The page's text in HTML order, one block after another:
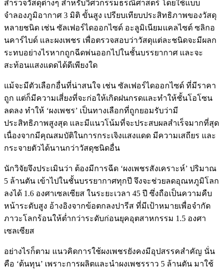
สำรวจวัสดุต่างๆ สำหรับวิศวกรรมธรณีศาสตร์ โดยใช้แบบ
จำลองภูมิอากาศ 3 มิติ ขั้นสูง เปรียบเทียบประสิทธิภาพของวัสดุ
หลายชนิด เช่น ซัลเฟอร์ไดออกไซด์ อะลูมิเนียมแคลไซต์ ซลิกอ
นคาร์ไบด์ และผงเพชร เพื่อตรวจสอบว่าวัสดุแต่ละชนิดจะมีผลก
ระทบอย่างไรหากถูกฉีดพ่นออกไปในชั้นบรรยากาศ และจะ
สะท้อนแสงแดดได้ดีเพียงใด
แม้จะมีตัวเลือกอื่นที่น่าสนใจ เช่น ซัลเฟอร์ไดออกไซด์ ที่มีราคา
ถูก แต่ก็มีความเสี่ยงที่จะก่อให้เกิดฝนกรดและทำให้ชั้นโอโซน
ลดลง ทำให้ ‘ผงเพชร’ เป็นทางเลือกที่ถูกยอมรับว่ามี
ประสิทธิภาพสูงสุด และมีแนวโน้มที่จะประสบผลสำเร็จมากที่สุด
เนื่องจากมีคุณสมบัติในการกระเจิงแสงแดด มีความเสถียร และ
กระจายตัวได้นานกว่าวัสดุชนิดอื่น
นักวิจัยจึงประเมินว่า ต้องมีการฉีด ‘ผงเพชรสังเคราะห์’ ปริมาณ
5 ล้านตัน เข้าไปในชั้นบรรยากาศทุกปี จึงจะช่วยลดอุณหภูมิโลก
ลงได้ 1.6 องศาเซลเซียส ในระยะเวลา 45 ปี ซึ่งถือเป็นความคืบ
หน้าระดับสูง อ้างอิงจากข้อตกลงปารีส ที่มีเป้าหมายเพื่อจำกัด
ภาวะโลกร้อนให้ต่ำกว่าระดับก่อนยุคอุตสาหกรรม 1.5 องศา
เซลเซียส
อย่างไรก็ตาม แนวคิดการใช้ผงเพชรยังคงมีอุปสรรคสำคัญ นั่น
คือ ‘ต้นทุน’ เพราะการผลิตและนำผงเพชรราว 5 ล้านตัน มาใช้